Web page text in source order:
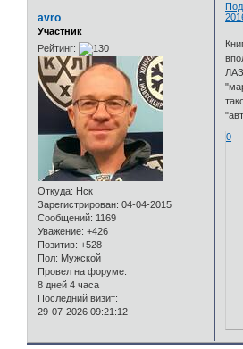
avro
Участник
Рейтинг:
Откуда: Нск
Зарегистрирован: 04-04-2015
Сообщений: 1169
Уважение: +426
Позитив: +528
Пол: Мужской
Провел на форуме:
8 дней 4 часа
Последний визит:
29-07-2026 09:21:12
0